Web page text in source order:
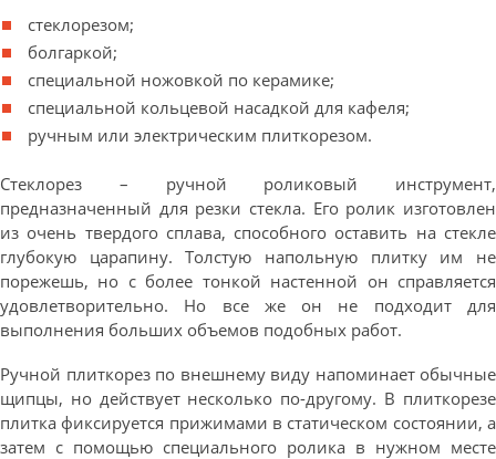
стеклорезом;
болгаркой;
специальной ножовкой по керамике;
специальной кольцевой насадкой для кафеля;
ручным или электрическим плиткорезом.
Стеклорез – ручной роликовый инструмент,
предназначенный для резки стекла. Его ролик изготовлен
из очень твердого сплава, способного оставить на стекле
глубокую царапину. Толстую напольную плитку им не
порежешь, но с более тонкой настенной он справляется
удовлетворительно. Но все же он не подходит для
выполнения больших объемов подобных работ.
Ручной плиткорез по внешнему виду напоминает обычные
щипцы, но действует несколько по-другому. В плиткорезе
плитка фиксируется прижимами в статическом состоянии, а
затем с помощью специального ролика в нужном месте